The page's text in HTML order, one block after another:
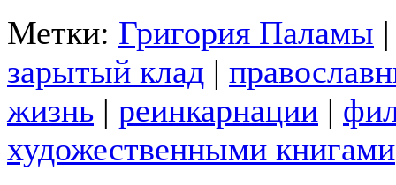
Метки: Григория Паламы
зарытый клад |
жизнь | реинкарнации |
художественными книгами